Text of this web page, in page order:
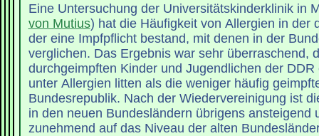
Eine Untersuchung der Universitätskinderklinik in
von Mutius) hat die Häufigkeit von Allergien in der
der eine Impfpflicht bestand, mit denen in der
verglichen. Das Ergebnis war sehr überraschend,
durchgeimpften Kinder und Jugendlichen der
unter Allergien litten als die weniger häufig
Bundesrepublik. Nach der Wiedervereinigung ist
in den neuen Bundesländern übrigens ansteigend
zunehmend auf das Niveau der alten